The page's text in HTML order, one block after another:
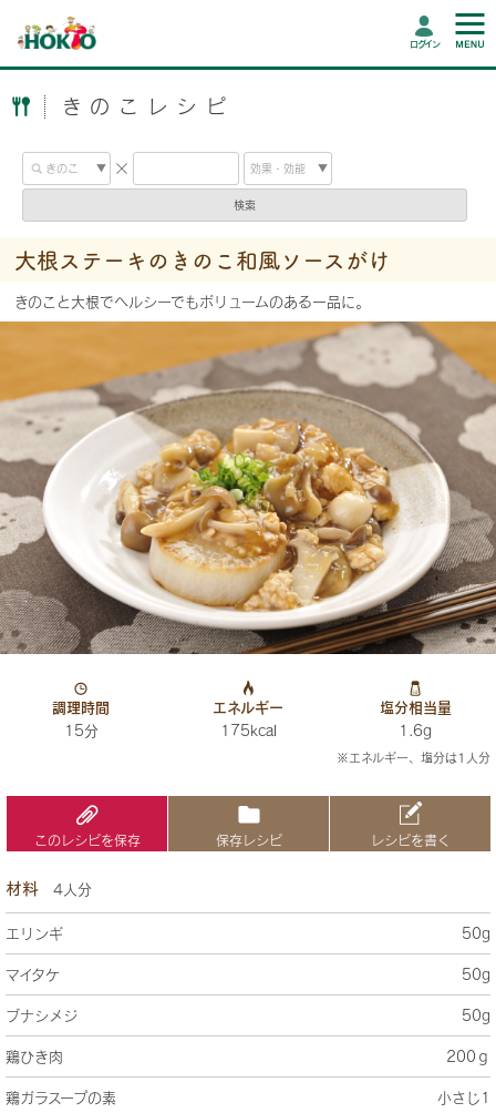
ログイン
きのこレシピ
検索
大根ステーキのきのこ和風ソースがけ
きのこと大根でヘルシーでもボリュームのある一品に。
調理時間
15分
エネルギー
175kcal
塩分相当量
1.6g
※エネルギー、塩分は1人分
このレシピを保存 保存レシピ レシピを書く
材料 4人分
エリンギ 50g
マイタケ 50g
ブナシメジ 50g
鶏ひき肉 200ｇ
鶏ガラスープの素 小さじ1